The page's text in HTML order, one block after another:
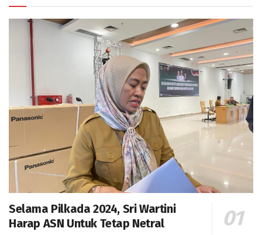
Selama Pilkada 2024, Sri Wartini
Harap ASN Untuk Tetap Netral